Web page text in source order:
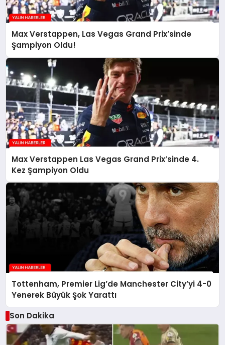
Max Verstappen, Las Vegas Grand Prix’sinde
Şampiyon Oldu!
Max Verstappen Las Vegas Grand Prix’sinde 4.
Kez Şampiyon Oldu
Tottenham, Premier Lig’de Manchester City’yi 4-0
Yenerek Büyük Şok Yarattı
Son Dakika